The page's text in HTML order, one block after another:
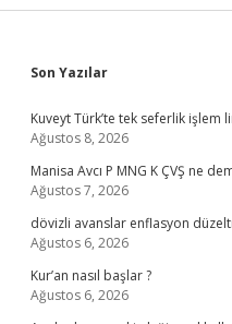
Sidebar
Son Yazılar
Kuveyt Türk’te tek seferlik işlem
Ağustos 8, 2026
Manisa Avcı P MNG K ÇVŞ ne
Ağustos 7, 2026
dövizli avanslar enflasyon
Ağustos 6, 2026
Kur’an nasıl başlar ?
Ağustos 6, 2026